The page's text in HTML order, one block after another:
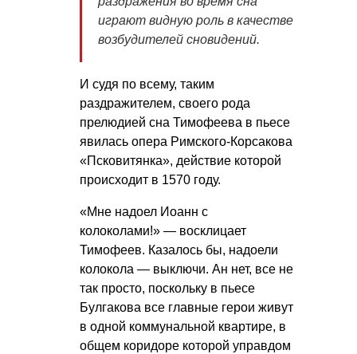
играют видную роль в качестве
возбудителей сновидений.
И судя по всему, таким
раздражителем, своего рода
прелюдией сна Тимофеева в пьесе
явилась опера Римского-Корсакова
«Псковитянка», действие которой
происходит в 1570 году.
«Мне надоел Иоанн с
колоколами!» — восклицает
Тимофеев. Казалось бы, надоели
колокола — выключи. Ан нет, все не
так просто, поскольку в пьесе
Булгакова все главные герои живут
в одной коммунальной квартире, в
общем коридоре которой управдом